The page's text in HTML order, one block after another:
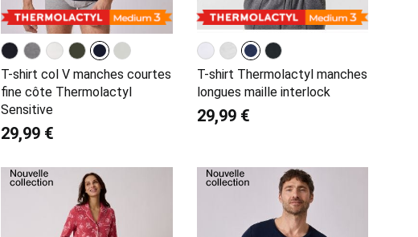
T-shirt col V manches courtes
fine côte Thermolactyl
Sensitive
29,99 €
T-shirt Thermolactyl manches
longues maille interlock
29,99 €